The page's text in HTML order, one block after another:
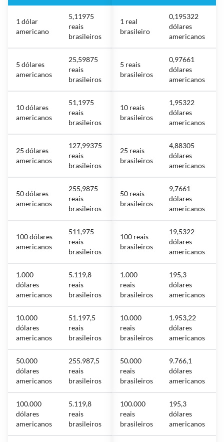
1 dólar
americano
5,11975
reais
brasileiros
5 dólares
americanos
25,59875
reais
brasileiros
10 dólares
americanos
51,1975
reais
brasileiros
25 dólares
americanos
127,99375
reais
brasileiros
50 dólares
americanos
255,9875
reais
brasileiros
100 dólares
americanos
511,975
reais
brasileiros
1.000
dólares
americanos
5.119,8
reais
brasileiros
10.000
dólares
americanos
51.197,5
reais
brasileiros
50.000
dólares
americanos
255.987,5
reais
brasileiros
100.000
dólares
americanos
5.119,8
reais
brasileiros
1 real
brasileiro
0,195322
dólares
americanos
5 reais
brasileiros
0,97661
dólares
americanos
10 reais
brasileiros
1,95322
dólares
americanos
25 reais
brasileiros
4,88305
dólares
americanos
50 reais
brasileiros
9,7661
dólares
americanos
100 reais
brasileiros
19,5322
dólares
americanos
1.000
reais
brasileiros
195,3
dólares
americanos
10.000
reais
brasileiros
1.953,22
dólares
americanos
50.000
reais
brasileiros
9.766,1
dólares
americanos
100.000
reais
brasileiros
195,3
dólares
americanos